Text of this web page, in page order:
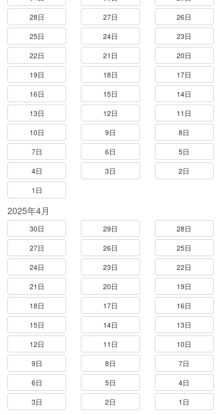
28日
27日
26日
25日
24日
23日
22日
21日
20日
19日
18日
17日
16日
15日
14日
13日
12日
11日
10日
9日
8日
7日
6日
5日
4日
3日
2日
1日
2025年4月
30日 29日
28日
27日
26日
25日
24日
23日
22日
21日
20日
19日
18日
17日
16日
15日
14日
13日
12日
11日
10日
9日
8日
7日
6日
5日
4日
3日
2日 1日